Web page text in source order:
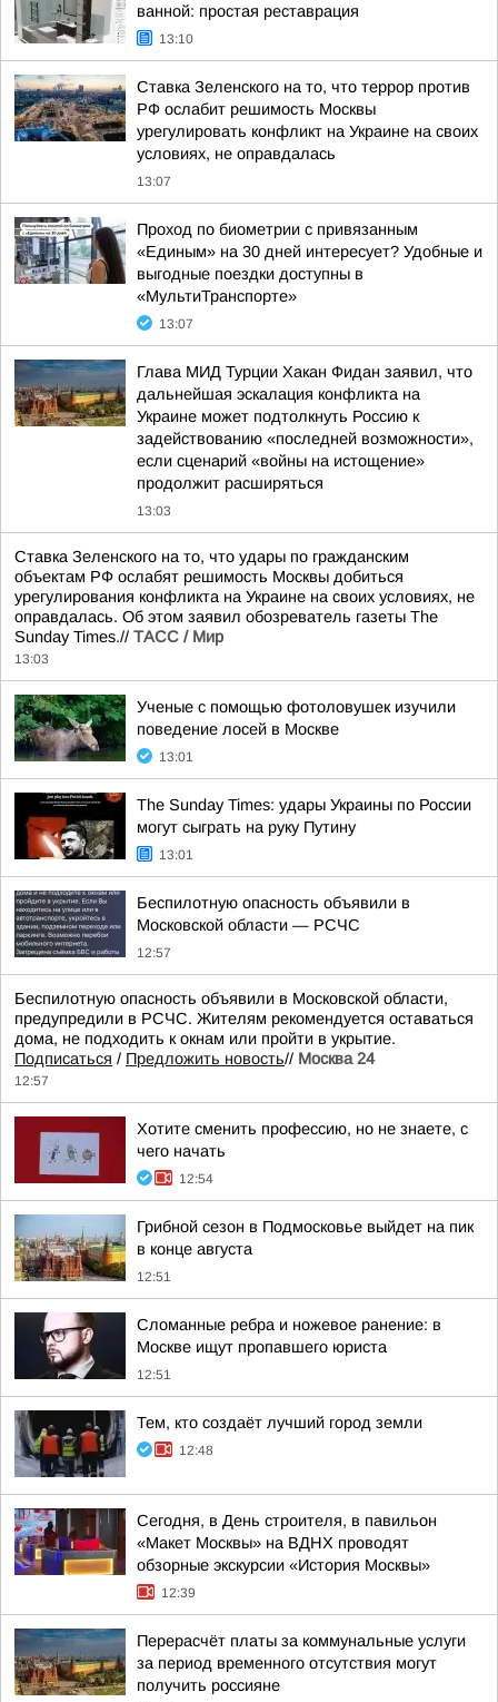
ванной: простая реставрация
13:10
Ставка Зеленского на то, что террор против
РФ ослабит решимость Москвы
урегулировать конфликт на Украине на своих
условиях, не оправдалась
13:07
Проход по биометрии с привязанным
«Единым» на 30 дней интересует? Удобные и
выгодные поездки доступны в
«МультиТранспорте»
13:07
Глава МИД Турции Хакан Фидан заявил, что
дальнейшая эскалация конфликта на
Украине может подтолкнуть Россию к
задействованию «последней возможности»,
если сценарий «войны на истощение»
продолжит расширяться
13:03
Ставка Зеленского на то, что удары по гражданским
объектам РФ ослабят решимость Москвы добиться
урегулирования конфликта на Украине на своих условиях, не
оправдалась. Об этом заявил обозреватель газеты The
Sunday Times.// ТАСС / Мир
13:03
Ученые с помощью фотоловушек изучили
поведение лосей в Москве
13:01
The Sunday Times: удары Украины по России
могут сыграть на руку Путину
13:01
Беспилотную опасность объявили в
Московской области — РСЧС
12:57
Беспилотную опасность объявили в Московской области,
предупредили в РСЧС. Жителям рекомендуется оставаться
дома, не подходить к окнам или пройти в укрытие.
Подписаться / Предложить новость// Москва 24
12:57
Хотите сменить профессию, но не знаете, с
чего начать
12:54
Грибной сезон в Подмосковье выйдет на пик
в конце августа
12:51
Сломанные ребра и ножевое ранение: в
Москве ищут пропавшего юриста
12:51
Тем, кто создаёт лучший город земли
12:48
Сегодня, в День строителя, в павильон
«Макет Москвы» на ВДНХ проводят
обзорные экскурсии «История Москвы»
12:39
Перерасчёт платы за коммунальные услуги
за период временного отсутствия могут
получить россияне